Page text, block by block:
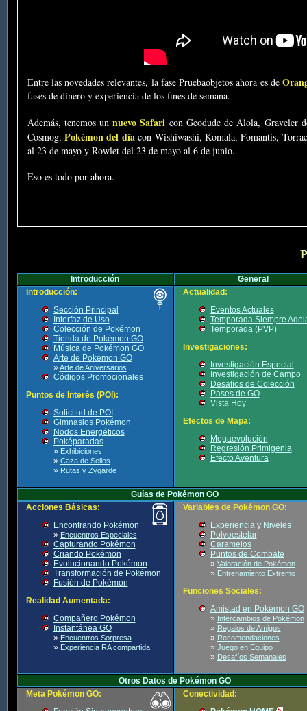
Entre las novedades relevantes, la fase Pruebaobjetos ahora es de
fases de dinero y experiencia de los fines de semana.
Además, tenemos unnuevo Safari con Geodude de Alola, Graveler
Cosmog, Pokémon del díacon Wishiwashi, Komala, Fomantis,
al 23 de mayo y Rowlet del 23 de mayo al 6 de junio.
Eso es todo por ahora.
Introducción
General
Introducción:
Sección Principal
Interfaz de Uso
Colección de Pokémon
Tienda de Pokémon GO
Música de Pokémon GO
Arte de Pokémon GO
» Arte de Aniversarios
Códigos Promocionales
Puntos de Interés (POI):
Solicitud de POI
Gimnasios Pokémon
Nodos Energéticos
Poképaradas
» Exhibiciones
» Caza de Sellos
» Rutas y Zygarde
Actualidad:
Eventos Actuales
Temporada Siempre
Temporada (PVP)
Investigaciones:
Investigación Especial
Investigación de Campo
Desafíos de Colección
Pases de GO
Vista Hoy
Efectos de Mapa:
Megaevolución
Regresión Primigenia
Efecto Aventura
Guías de Pokémon GO
Acciones Básicas:
Encontrando Pokémon
» Encuentros Especiales
Capturando Pokémon
Criando Pokémon
Evolucionando Pokémon
Transformación de Pokémon
Fusión de Pokémon
Realidad Aumentada:
Compañero Pokémon
Instantánea GO
» Encuentros Sorpresa
» Experiencia RA compartida
Variables de Pokémon GO:
Experienciay Niveles
Polvoestelar
Caramelos
Puntos de Combate
» Valoración de Pokémon
» Entrenamiento Extremo
Funciones Sociales:
Amistad en Pokémon GO
» Intercambios de Pokémon
» Regalos de Amigos
» Recomendaciones
» Juego en Equipo
» Desafíos Semanales
Otros Datos de Pokémon GO
Meta Pokémon GO:
Conectividad: